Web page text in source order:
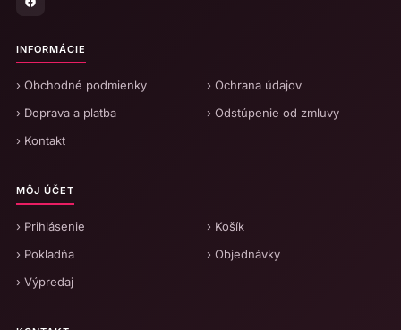
INFORMÁCIE
› Obchodné podmienky
› Ochrana údajov
› Doprava a platba
› Odstúpenie od zmluvy
› Kontakt
MÔJ ÚČET
› Prihlásenie
› Košík
› Pokladňa
› Objednávky
› Výpredaj